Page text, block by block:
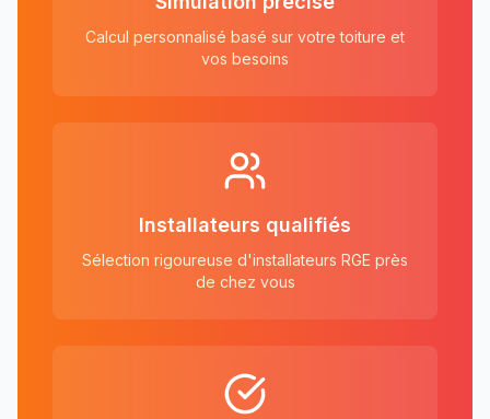
Calcul personnalisé basé sur votre toiture et
vos besoins
Installateurs qualifiés
Sélection rigoureuse d'installateurs RGE près
de chez vous